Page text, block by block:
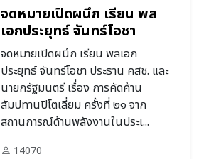
จดหมายเปิดผนึก เรียน พล
เอกประยุทธ์ จันทร์โอชา
ประธาน คสช. และนายก
รัฐมนตรี
จดหมายเปิดผนึก เรียน พลเอก
ประยุทธ์ จันทร์โอชา ประธาน คสช. และ
นายกรัฐมนตรี เรื่อง การคัดค้าน
สัมปทานปิโตเลี่ยม ครั้งที่ ๒๑ จาก
สถานการณ์ด้านพลังงานในประเ...
14070